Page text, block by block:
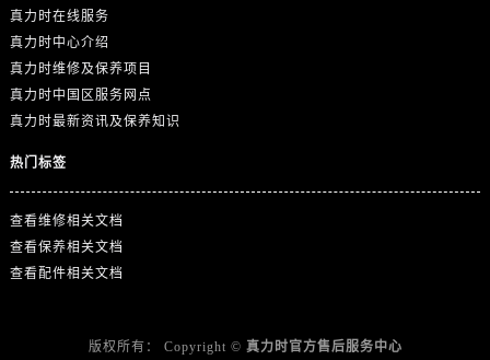
真力时在线服务
真力时中心介绍
真力时维修及保养项目
真力时中国区服务网点
真力时最新资讯及保养知识
热门标签
查看维修相关文档
查看保养相关文档
查看配件相关文档
版权所有： Copyright © 真力时官方售后服务中心